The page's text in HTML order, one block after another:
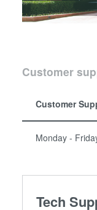
Customer
Customer
Monday -
Tech